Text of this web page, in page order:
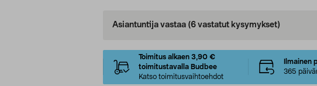
Asiantuntija vastaa (6 vastatut kysymykset)
Toimitus alkaen 3,90 €
toimitustavalla Budbee
Katso toimitusvaihtoehdot
Ilmainen
365